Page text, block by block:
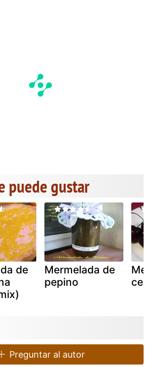
puede gustar
de
Mermelada de
pepino
Preguntar al autor